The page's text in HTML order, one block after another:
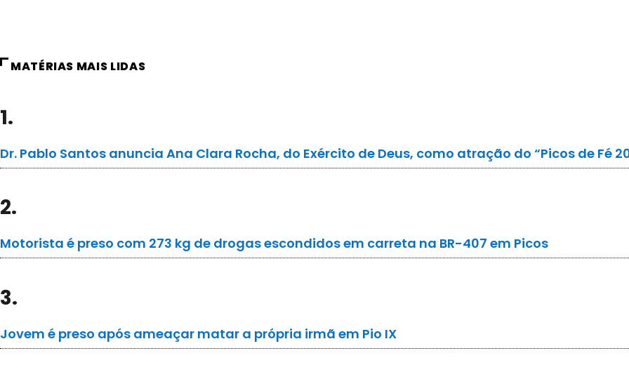
MATÉRIAS MAIS LIDAS
1.
Dr. Pablo Santos anuncia Ana Clara Rocha, do Exército de Deus, como atração do “Picos de Fé
2.
Motorista é preso com 273 kg de drogas escondidos em carreta na BR-407 em Picos
3.
Jovem é preso após ameaçar matar a própria irmã em Pio IX